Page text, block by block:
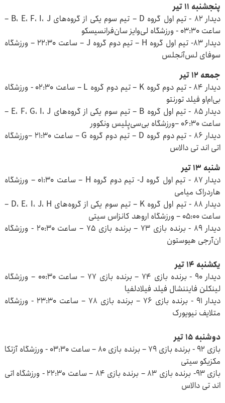
پنجشنبه ۱۱ تیر
دیدار ۸۲ - تیم اول گروه D – تیم سوم یکی از گروه‌های B، E، F، I، J –
ساعت ۰۳:۳۰ - ورزشگاه لی‌وایز سان‌فرانسیسکو
دیدار ۸۳- تیم اول گروه H – تیم دوم گروه J – ساعت ۲۲:۳۰ – ورزشگاه
سوفای لس‌آنجلس
جمعه ۱۲ تیر
دیدار ۸۴ - تیم دوم گروه K – تیم دوم گروه L – ساعت ۰۲:۳۰ - ورزشگاه
بی‌ام‌او فیلد تورنتو
دیدار ۸۵ - تیم اول گروه B – تیم سوم یکی از گروه‌های E، F، G، I، J –
ساعت ۰۶:۳۰ –ورزشگاه بی‌سی‌پِلیس ونکوور
دیدار ۸۶ - تیم دوم گروه D – تیم دوم گروه G – ساعت ۲۱:۳۰ –ورزشگاه
اتی‌ اند تی دالاس
شنبه ۱۳ تیر
دیدار ۸۷ - تیم اول گروه J- تیم دوم گروه H – ساعت ۰۱:۳۰ – ورزشگاه
هاردراک میامی
دیدار ۸۸ - تیم اول گروه K – تیم سوم یکی از گروه‌های D، E، I، J، H –
ساعت ۰۵:۰۰ – ورزشگاه اروهد کانزاس سیتی
دیدار ۸۹ - برنده بازی ۷۳ – برنده بازی ۷۵ – ساعت ۲۰:۳۰ - ورزشگاه
ان‌آرجی هیوستون
یکشنبه ۱۴ تیر
دیدار ۹۰ - برنده بازی ۷۴ – برنده بازی ۷۷ – ساعت ۰۰:۳۰ – ورزشگاه
لینکلن فایننشال فیلد فیلادلفیا
دیدار ۹۱ - برنده بازی ۷۶ – برنده بازی ۷۸ – ساعت ۲۳:۳۰ - ورزشگاه
متلایف نیویورک
دوشنبه ۱۵ تیر
بازی ۹۲ - برنده بازی ۷۹ – برنده بازی ۸۰ – ساعت ۰۳:۳۰ - ورزشگاه آزتکا
مکزیکو سیتی
بازی ۹۳- برنده بازی ۸۳ – برنده بازی ۸۴ – ساعت ۲۲:۳۰ - ورزشگاه اتی‌
اند تی دالاس